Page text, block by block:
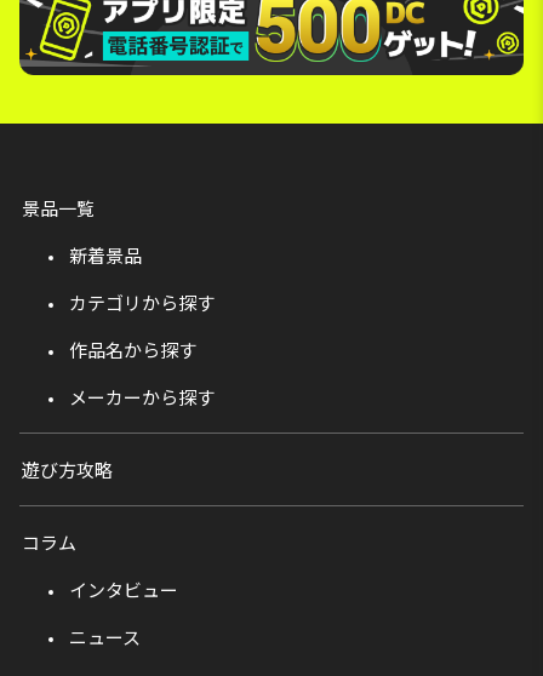
景品一覧
新着景品
カテゴリから探す
作品名から探す
メーカーから探す
遊び方攻略
コラム
インタビュー
ニュース